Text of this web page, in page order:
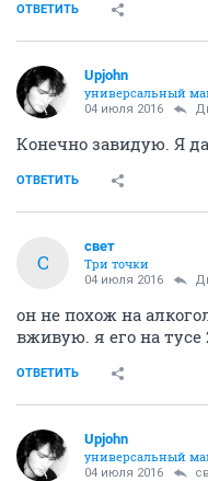
ОТВЕТИТЬ
Upjohn
универсальный
04 июля 2016
Конечно завидую. Я
ОТВЕТИТЬ
С
свет
Три точки
04 июля 2016
он не похож на
вживую. я его на тусе
ОТВЕТИТЬ
Upjohn
универсальный
04 июля 2016